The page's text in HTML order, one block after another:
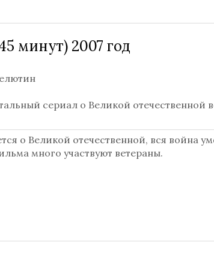
минут) 2007 год
сериал о Великой отечественной
о Великой отечественной, вся война
много участвуют ветераны.